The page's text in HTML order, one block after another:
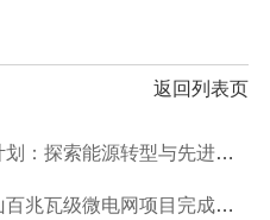
返回列表页
源转型与先进储能技术合作投资机遇
级微电网项目完成多机联合调试